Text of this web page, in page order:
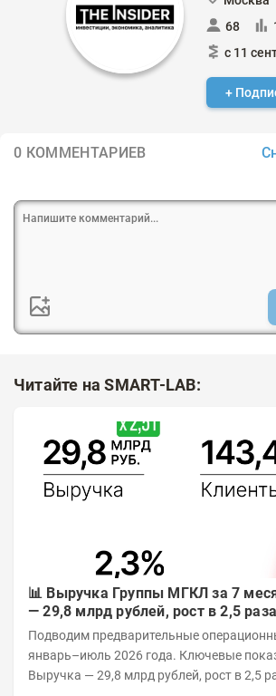
68
+
0 КОММЕНТАРИЕВ
Читайте на SMART-LAB:
📊 Выручка Группы МГКЛ за 7
— 29,8 млрд рублей, рост в 2,5 раза
Подводим предварительные
январь–июль 2026 года. Ключевые показатели: 💰
Выручка — 29,8 млрд рублей, рост в 2,5 раза к прошлому